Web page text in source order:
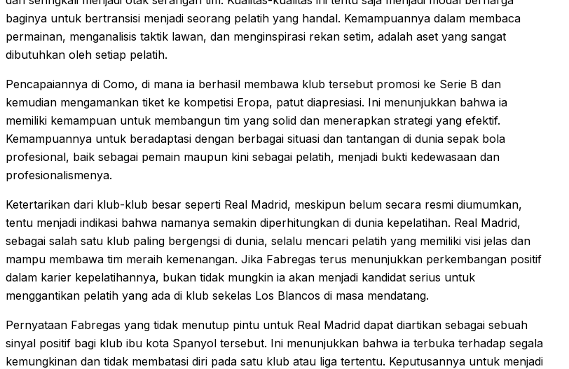
baginya untuk bertransisi menjadi seorang pelatih yang handal. Kemampuannya dalam membaca
permainan, menganalisis taktik lawan, dan menginspirasi rekan setim, adalah aset yang sangat
dibutuhkan oleh setiap pelatih.
Pencapaiannya di Como, di mana ia berhasil membawa klub tersebut promosi ke Serie B dan
kemudian mengamankan tiket ke kompetisi Eropa, patut diapresiasi. Ini menunjukkan bahwa ia
memiliki kemampuan untuk membangun tim yang solid dan menerapkan strategi yang efektif.
Kemampuannya untuk beradaptasi dengan berbagai situasi dan tantangan di dunia sepak bola
profesional, baik sebagai pemain maupun kini sebagai pelatih, menjadi bukti kedewasaan dan
profesionalismenya.
Ketertarikan dari klub-klub besar seperti Real Madrid, meskipun belum secara resmi diumumkan,
tentu menjadi indikasi bahwa namanya semakin diperhitungkan di dunia kepelatihan. Real Madrid,
sebagai salah satu klub paling bergengsi di dunia, selalu mencari pelatih yang memiliki visi jelas dan
mampu membawa tim meraih kemenangan. Jika Fabregas terus menunjukkan perkembangan positif
dalam karier kepelatihannya, bukan tidak mungkin ia akan menjadi kandidat serius untuk
menggantikan pelatih yang ada di klub sekelas Los Blancos di masa mendatang.
Pernyataan Fabregas yang tidak menutup pintu untuk Real Madrid dapat diartikan sebagai sebuah
sinyal positif bagi klub ibu kota Spanyol tersebut. Ini menunjukkan bahwa ia terbuka terhadap segala
kemungkinan dan tidak membatasi diri pada satu klub atau liga tertentu. Keputusannya untuk menjadi